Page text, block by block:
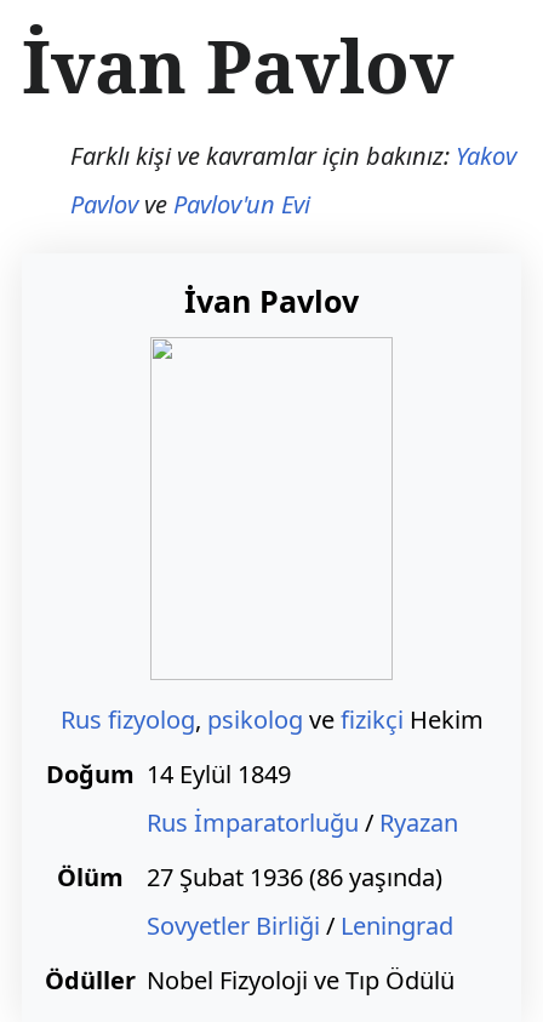
ç
r
İvan Pavlov
Farklı kişi ve kavramlar için bakınız: Yakov
Pavlovve Pavlov'un Evi
İvan Pavlov
Rus fizyolog, psikolog vefizikçi Hekim
Doğum 14 Eylül 1849
Rus İmparatorluğu / Ryazan
Ölüm
27 Şubat 1936 (86 yaşında)
Sovyetler Birliği / Leningrad
Ödüller Nobel Fizyoloji ve Tıp Ödülü